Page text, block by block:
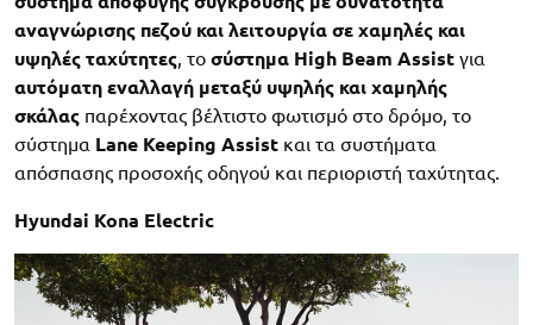
αναγνώρισης πεζού και λειτουργία σε χαμηλές και
υψηλές ταχύτητες, το σύστημα High Beam Assist για
αυτόματη εναλλαγή μεταξύ υψηλής και χαμηλής
σκάλας παρέχοντας βέλτιστο φωτισμό στο δρόμο, το
σύστημα Lane Keeping Assist και τα συστήματα
απόσπασης προσοχής οδηγού και περιοριστή ταχύτητας.
Hyundai Kona Electric